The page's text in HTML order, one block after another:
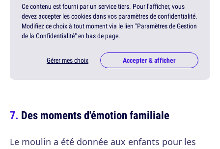
Ce contenu est fourni par un service tiers. Pour l'afficher, vous
devez accepter les cookies dans vos paramètres de confidentialité.
Modifiez ce choix à tout moment via le lien "Paramètres de Gestion
de la Confidentialité" en bas de page.
Gérer mes choix Accepter & afficher
Des moments d'émotion familiale
Le moulin a été donnée aux enfants pour les